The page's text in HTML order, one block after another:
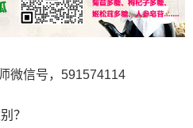
微信号，591574114
？